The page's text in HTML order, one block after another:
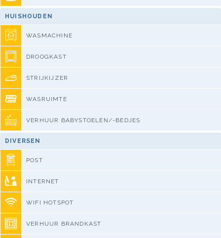
HUISHOUDEN
WASMACHINE
DROOGKAST
STRIJKIJZER
WASRUIMTE
VERHUUR BABYSTOELEN/-BEDJES
DIVERSEN
POST
INTERNET
WIFI HOTSPOT
VERHUUR BRANDKAST